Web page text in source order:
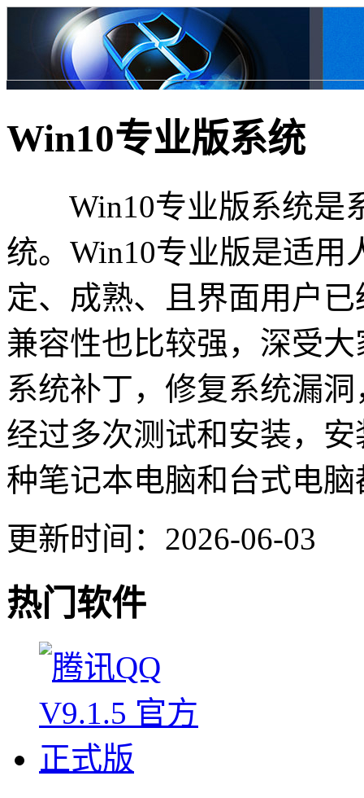
Win10专业版系统
Win10专业版系统是
统。Win10专业版是适用
定、成熟、且界面用户
兼容性也比较强，深受
系统补丁，修复系统漏
经过多次测试和安装，
种笔记本电脑和台式电
更新时间：2026-06-03
热门软件